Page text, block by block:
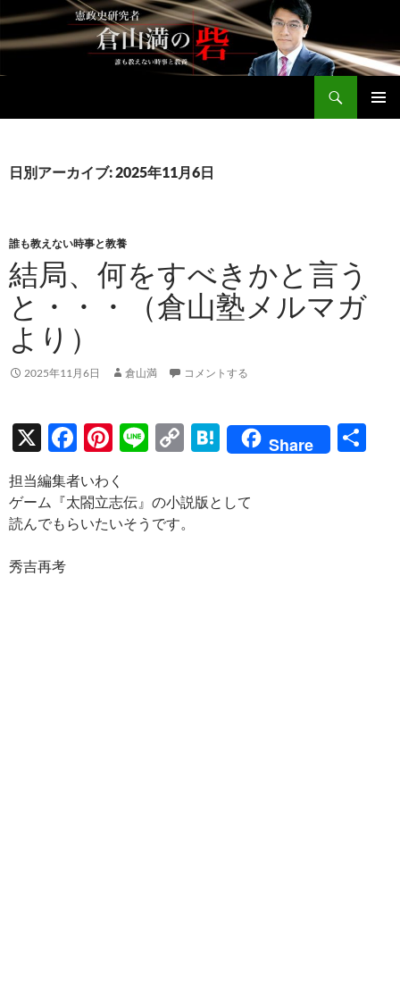
テ
ン
へ
ッ
日別アーカイブ: 2025年11月6日
誰も教えない時事と教養
結局、何をすべきかと言う
と・・・（倉山塾メルマガ
より）
2025年11月6日 倉山満 コメントする
X
F
ac
e
b
Pi
nt
er
es
Li
e
C
p
y
H
e
Share
担当編集者いわく
ゲーム『太閤立志伝』の小説版として
読んでもらいたいそうです。
秀吉再考